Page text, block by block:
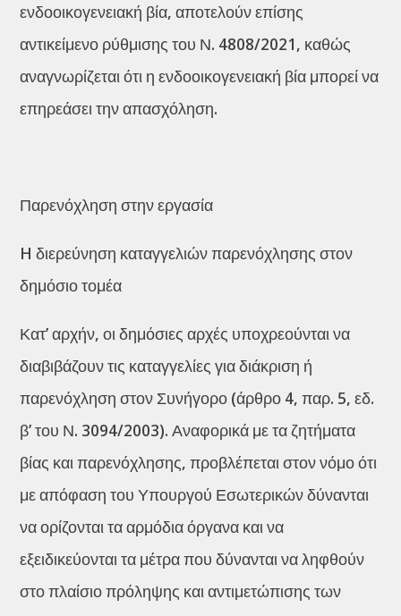
ενδοοικογενειακή βία, αποτελούν επίσης
αντικείμενο ρύθμισης του Ν. 4808/2021, καθώς
αναγνωρίζεται ότι η ενδοοικογενειακή βία μπορεί να
επηρεάσει την απασχόληση.
Παρενόχληση στην εργασία
H διερεύνηση καταγγελιών παρενόχλησης στον
δημόσιο τομέα
Κατ’ αρχήν, οι δημόσιες αρχές υποχρεούνται να
διαβιβάζουν τις καταγγελίες για διάκριση ή
παρενόχληση στον Συνήγορο (άρθρο 4, παρ. 5, εδ.
β’ του Ν. 3094/2003). Αναφορικά με τα ζητήματα
βίας και παρενόχλησης, προβλέπεται στον νόμο ότι
με απόφαση του Υπουργού Εσωτερικών δύνανται
να ορίζονται τα αρμόδια όργανα και να
εξειδικεύονται τα μέτρα που δύνανται να ληφθούν
στο πλαίσιο πρόληψης και αντιμετώπισης των